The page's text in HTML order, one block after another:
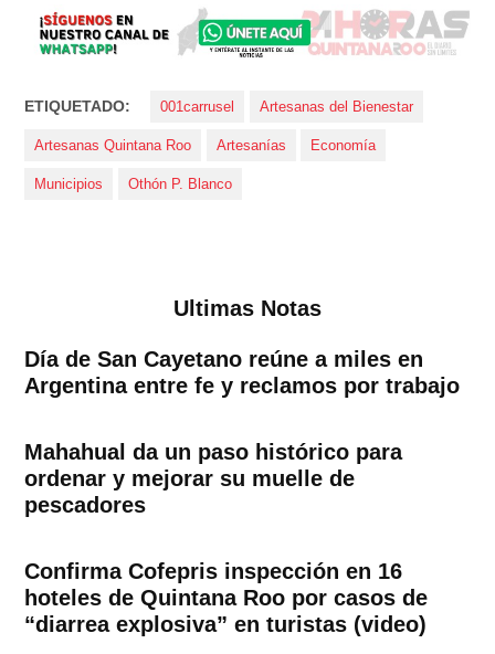
ETIQUETADO: 001carrusel Artesanas del Bienestar
Artesanas Quintana Roo Artesanías Economía
Municipios Othón P. Blanco
Ultimas Notas
Día de San Cayetano reúne a miles en
Argentina entre fe y reclamos por trabajo
Mahahual da un paso histórico para
ordenar y mejorar su muelle de
pescadores
Confirma Cofepris inspección en 16
hoteles de Quintana Roo por casos de
“diarrea explosiva” en turistas (video)